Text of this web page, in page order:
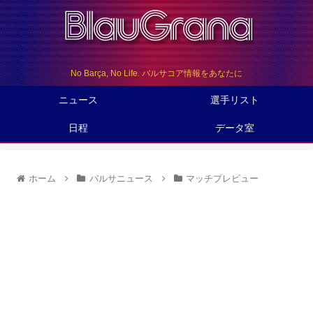
No Barça, No Life. バルサコア情報をあなたに
ニュース 選手リスト
日程 データ室
ホーム バルサニュース マッチプレビュー